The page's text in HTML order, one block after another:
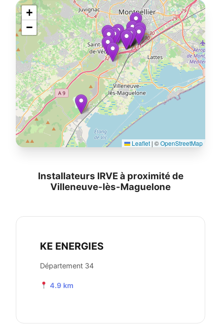
+
−
Leaflet | ©OpenStreetMap
Installateurs IRVE à proximité de
Villeneuve-lès-Maguelone
KE ENERGIES
Département 34
4.9 km